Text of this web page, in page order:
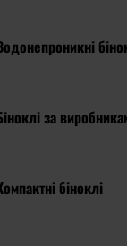
за
біноклі